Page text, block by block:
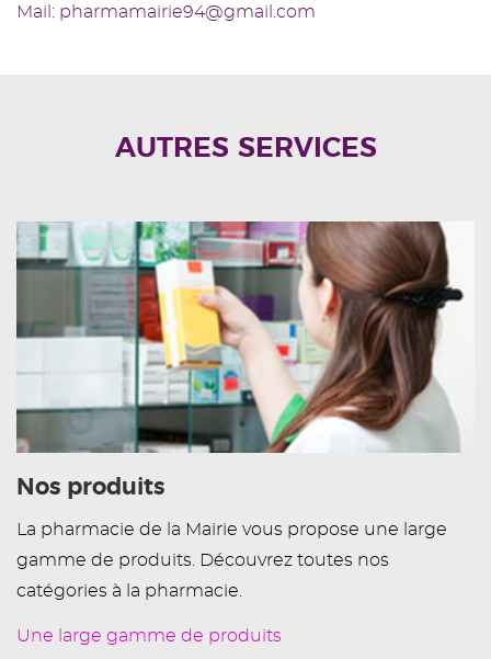
Mail: pharmamairie94@gmail.com
AUTRES SERVICES
Nos produits
La pharmacie de la Mairie vous propose une large
gamme de produits. Découvrez toutes nos
catégories à la pharmacie.
Une large gamme de produits